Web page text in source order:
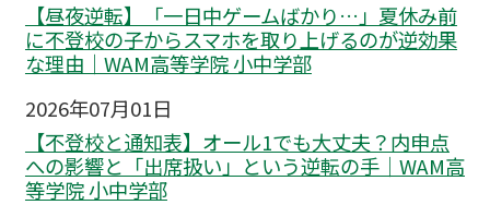
【昼夜逆転】「一日中ゲームばかり…」夏休み前
に不登校の子からスマホを取り上げるのが逆効果
な理由｜WAM高等学院 小中学部
2026年07月01日
【不登校と通知表】オール1でも大丈夫？内申点
への影響と「出席扱い」という逆転の手｜WAM高
等学院 小中学部